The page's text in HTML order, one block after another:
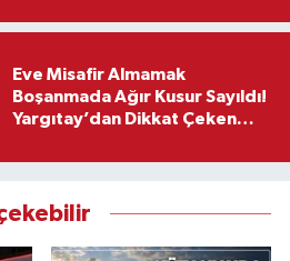
Eve Misafir Almamak
Boşanmada Ağır Kusur Sayıldı!
Yargıtay’dan Dikkat Çeken